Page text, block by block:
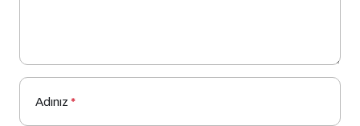
Adınız *